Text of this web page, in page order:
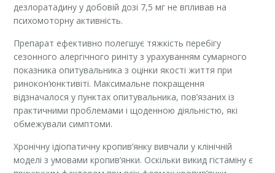
дезлоратадину у добовій дозі 7,5 мг не впливав на
психомоторну активність.
Препарат ефективно полегшує тяжкість перебігу
сезонного алергічного риніту з урахуванням сумарного
показника опитувальника з оцінки якості життя при
ринокон’юнктивіті. Максимальне покращення
відзначалося у пунктах опитувальника, пов’язаних із
практичними проблемами і щоденною діяльністю, які
обмежували симптоми.
Хронічну ідіопатичну кропив’янку вивчали у клінічній
моделі з умовами кропив’янки. Оскільки викид гістаміну є